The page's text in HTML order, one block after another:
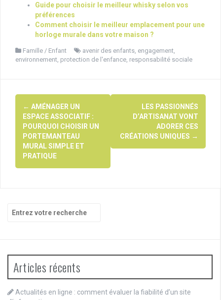
Guide pour choisir le meilleur whisky selon vos
préférences
Comment choisir le meilleur emplacement pour une
horloge murale dans votre maison ?
Famille / Enfant avenir des enfants engagement
environnement protection de l'enfance responsabilité sociale
Navigation
d'article
← AMÉNAGER UN
ESPACE ASSOCIATIF :
POURQUOI CHOISIR UN
PORTEMANTEAU
MURAL SIMPLE ET
PRATIQUE
LES PASSIONNÉS
D’ARTISANAT VONT
ADORER CES
CRÉATIONS UNIQUES →
pour
Articles récents
Actualités en ligne : comment évaluer la fiabilité d’un site